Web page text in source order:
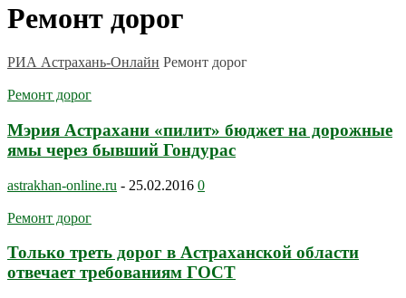
Ремонт дорог
РИА Астрахань-Онлайн Ремонт дорог
Ремонт дорог
Мэрия Астрахани «пилит» бюджет на дорожные
ямы через бывший Гондурас
astrakhan-online.ru - 25.02.2016 0
Ремонт дорог
Только треть дорог в Астраханской области
отвечает требованиям ГОСТ